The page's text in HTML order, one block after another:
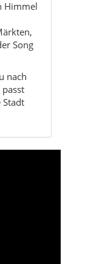
nach
Stadt